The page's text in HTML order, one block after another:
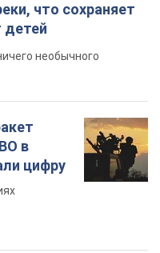
что сохраняет
детей
необычного
в
цифру